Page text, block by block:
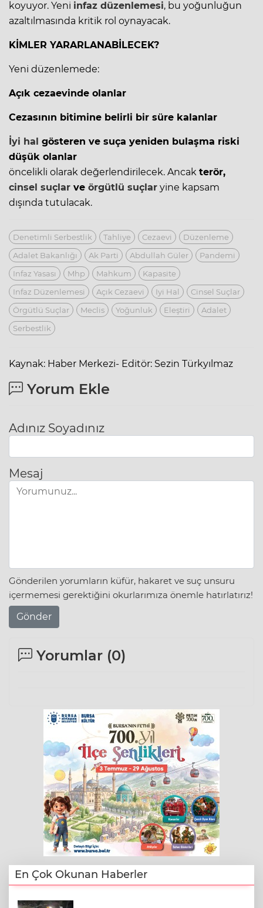
koyuyor. Yeni infaz düzenlemesi, bu yoğunluğun
azaltılmasında kritik rol oynayacak.
KİMLER YARARLANABİLECEK?
Yeni düzenlemede:
Açık cezaevinde olanlar
Cezasının bitimine belirli bir süre kalanlar
İyi hal gösteren ve suça yeniden bulaşma riski
düşük olanlar
öncelikli olarak değerlendirilecek. Ancak terör,
cinsel suçlar ve örgütlü suçlar yine kapsam
dışında tutulacak.
Denetimli Serbestlik Tahliye Cezaevi
Düzenleme
Adalet Bakanlığı
Ak Parti Abdullah Güler
Pandemi
Infaz Yasası
Mhp Mahkum
Kapasite
Infaz Düzenlemesi
Açık Cezaevi Iyi Hal
Cinsel Suçlar
Örgütlü Suçlar
Meclis Yoğunluk Eleştiri
Adalet
Serbestlik
Kaynak: Haber Merkezi- Editör: Sezin Türkyılmaz
Yorum Ekle
Adınız Soyadınız
Mesaj
Gönderilen yorumların küfür, hakaret ve suç unsuru
içermemesi gerektiğini okurlarımıza önemle hatırlatırız!
Gönder
Yorumlar (0)
En Çok Okunan Haberler